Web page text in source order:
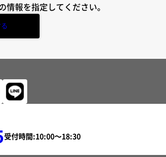
報を指定してください。
受付時間: